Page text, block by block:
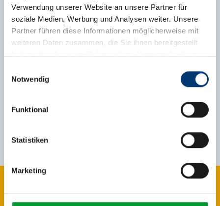
Verwendung unserer Website an unsere Partner für
soziale Medien, Werbung und Analysen weiter. Unsere
Partner führen diese Informationen möglicherweise mit
weiteren Daten zusammen, die Sie ihnen bereitgestellt
haben oder die sie im Rahmen Ihrer Nutzung der Dienste
Rohr 23// A-6280 Zell am Ziller
www.zillertalarena.com
Notwendig
Funktional
Statistiken
Marketing
Terug naar het overzicht
Meld u nu aan voor de nieuwsbrief!